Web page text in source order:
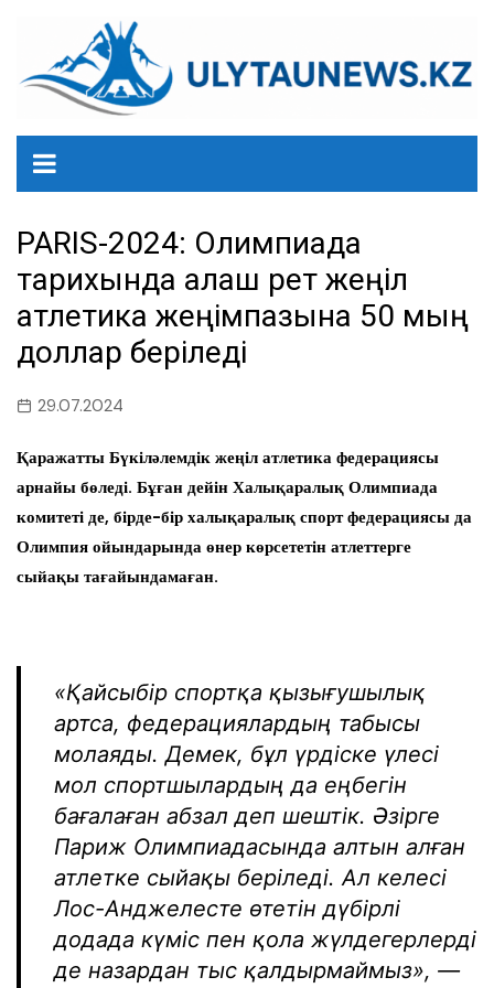
содержанию
PARIS-2024: Олимпиада
тарихында алғаш рет жеңіл
атлетика жеңімпазына 50 мың
доллар беріледі
29.07.2024
Қаражатты Бүкіләлемдік жеңіл атлетика федерациясы
арнайы бөледі. Бұған дейін Халықаралық Олимпиада
комитеті де, бірде-бір халықаралық спорт федерациясы да
Олимпия ойындарында өнер көрсететін атлеттерге
сыйақы тағайындамаған.
«Қайсыбір спортқа қызығушылық
артса, федерациялардың табысы
молаяды. Демек, бұл үрдіске үлесі
мол спортшылардың да еңбегін
бағалаған абзал деп шештік. Әзірге
Париж Олимпиадасында алтын алған
атлетке сыйақы беріледі. Ал келесі
Лос-Анджелесте өтетін дүбірлі
додада күміс пен қола жүлдегерлерді
де назардан тыс қалдырмаймыз», —